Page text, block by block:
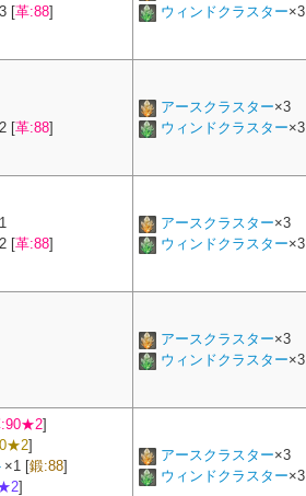
3 [革:88]
ウィンドクラスター×3
2 [革:88]
アースクラスター×3
ウィンドクラスター×3
1
2 [革:88]
アースクラスター×3
ウィンドクラスター×3
アースクラスター×3
ウィンドクラスター×3
:90★2]
]
×1 [鍛:88]
]
アースクラスター×3
ウィンドクラスター×3